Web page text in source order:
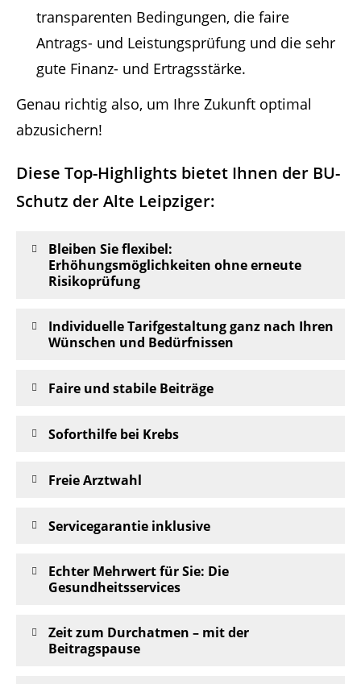
transparenten Bedingungen, die faire
Antrags- und Leistungsprüfung und die sehr
gute Finanz- und Ertragsstärke.
Genau richtig also, um Ihre Zukunft optimal
abzusichern!
Diese Top-Highlights bietet Ihnen der BU-
Schutz der Alte Leipziger:
Bleiben Sie flexibel:
Erhöhungsmöglichkeiten ohne erneute
Risikoprüfung
Individuelle Tarifgestaltung ganz nach Ihren
Wünschen und Bedürfnissen
Faire und stabile Beiträge
Soforthilfe bei Krebs
Freie Arztwahl
Servicegarantie inklusive
Echter Mehrwert für Sie: Die
Gesundheitsservices
Zeitzum Durchatmen – mit der
Beitragspause